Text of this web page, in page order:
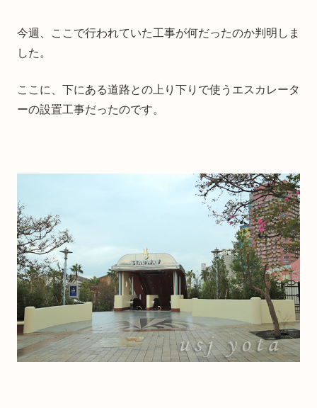
今週、ここで行われていた工事が何だったのか判明しま
した。
ここに、下にある道路との上り下りで使うエスカレータ
ーの設置工事だったのです。